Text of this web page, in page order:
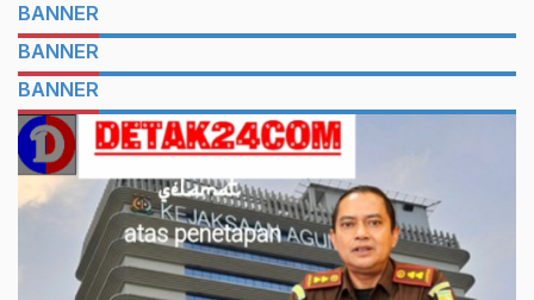
BANNER
BANNER
BANNER